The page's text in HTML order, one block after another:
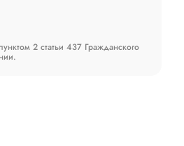
2 статьи 437 Гражданского